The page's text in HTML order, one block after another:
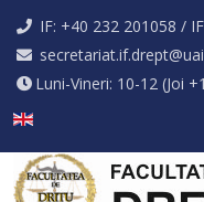
IF: +40 232 201058 /
Luni-Vineri: 10-12 (Joi